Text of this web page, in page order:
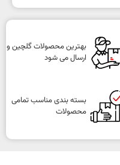
بهترین محصولات گلچین و
ارسال می شود
بسته بندی مناسب تمامی
محصولات